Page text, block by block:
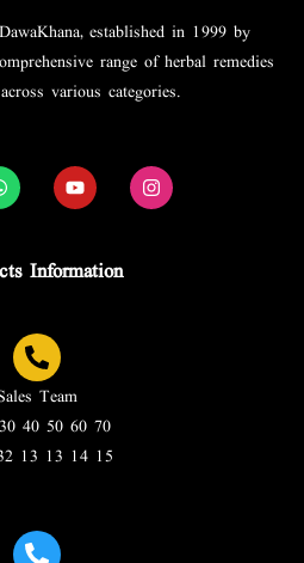
established in 1999 by
range of herbal remedies
various categories.
Information
Team
40 50 60 70
13 13 14 15